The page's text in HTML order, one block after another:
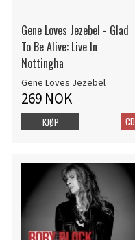
Gene Loves Jezebel - Glad
To Be Alive: Live In
Nottingha
Gene Loves Jezebel
269 NOK
CD
KJØP